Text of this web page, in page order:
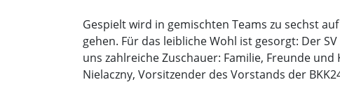
Gespielt wird in gemischten Teams zu sechst
gehen. Für das leibliche Wohl ist gesorgt: Der
uns zahlreiche Zuschauer: Familie, Freunde
Nielaczny, Vorsitzender des Vorstands der